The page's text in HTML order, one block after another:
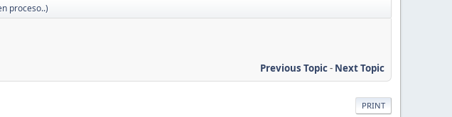
proceso..)
Previous Topic- Next Topic
PRINT